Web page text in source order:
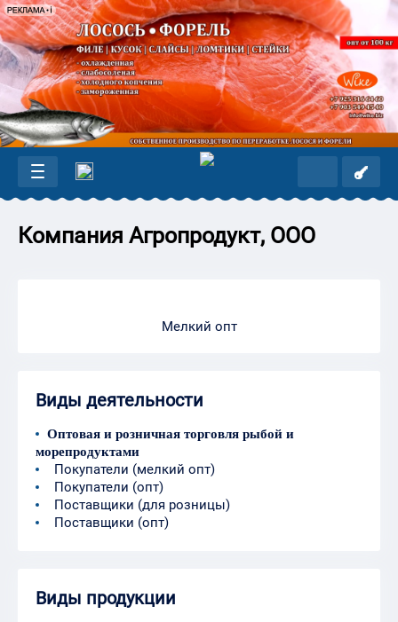
Компания Агропродукт, ООО
Мелкий опт
Виды деятельности
Оптовая и розничная торговля рыбой и
морепродуктами
Покупатели (мелкий опт)
Покупатели (опт)
Поставщики (для розницы)
Поставщики (опт)
Виды продукции